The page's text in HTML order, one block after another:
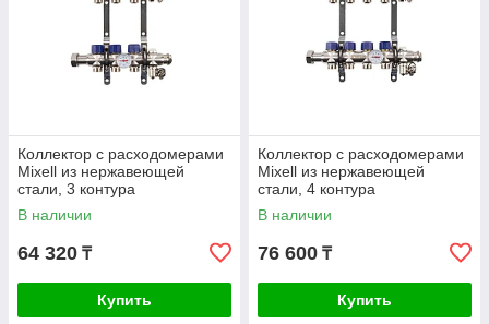
Коллектор с расходомерами
Mixell из нержавеющей
стали, 3 контура
В наличии
64 320 ₸
Купить
Коллектор с расходомерами
Mixell из нержавеющей
стали, 4 контура
В наличии
76 600 ₸
Купить